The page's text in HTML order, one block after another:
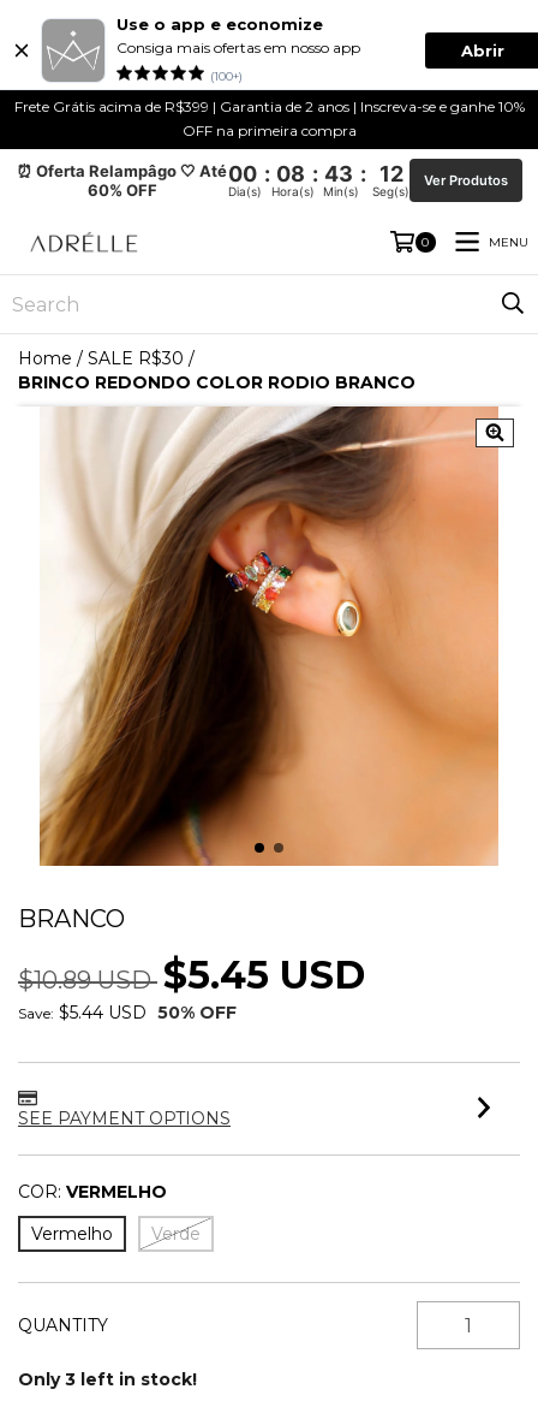
Use o app e economize
Consiga mais ofertas em nosso app
(100+)
Abrir
Frete Grátis acima de R$399 | Garantia de 2 anos | Inscreva-se e ganhe 10%
OFF na primeira compra
⏰ Oferta Relampâgo 🤍 Até
60% OFF
00 : 08 : 43 : 12
Dia(s) Hora(s) Min(s) Seg(s)
Ver Produtos
0 MENU
Home / SALE R$30 /
BRINCO REDONDO COLOR RODIO BRANCO
BRANCO
$10.89 USD $5.45 USD
Save: $5.44 USD 50% OFF
SEE PAYMENT OPTIONS
COR: VERMELHO
Vermelho
Verde
QUANTITY
Only3 left in stock!